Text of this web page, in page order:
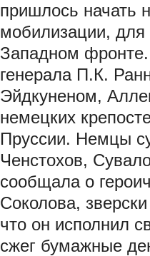
пришлось начать
мобилизации, для
Западном
генерала П.К.
Эйдкуненом,
немецких
Пруссии. Немцы
Ченстохов,
сообщала о
Соколова,
что он исполнил
сжег бумажные